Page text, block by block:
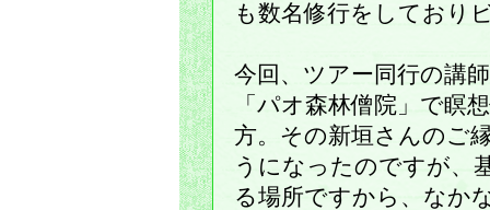
も数名修行をしており
今回、ツアー同行の講
「パオ森林僧院」で瞑
方。その新垣さんのご
うになったのですが、
る場所ですから、なか